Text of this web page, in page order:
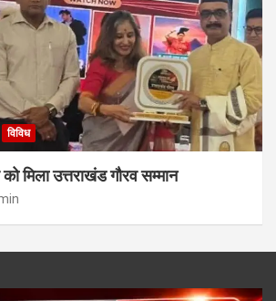
विविध
मिला उत्तराखंड गौरव सम्मान